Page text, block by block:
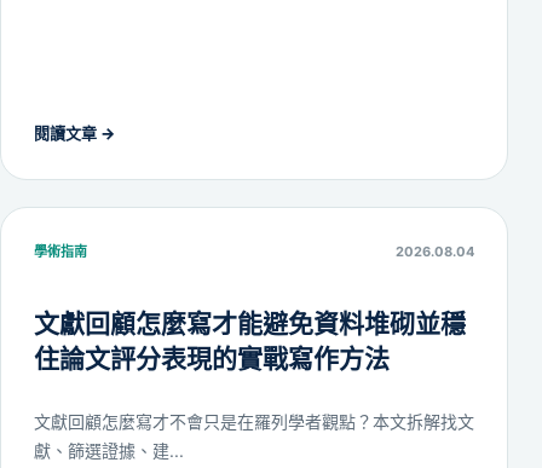
閱讀文章 →
學術指南 2026.08.04
文獻回顧怎麼寫才能避免資料堆砌並穩
住論文評分表現的實戰寫作方法
文獻回顧怎麼寫才不會只是在羅列學者觀點？本文拆解找文
獻、篩選證據、建...